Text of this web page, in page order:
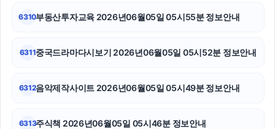
6310부동산투자교육 2026년06월05일 05시55분 정보안내
6311중국드라마다시보기 2026년06월05일 05시52분 정보안내
6312음악제작사이트 2026년06월05일 05시49분 정보안내
6313주식책 2026년06월05일 05시46분 정보안내